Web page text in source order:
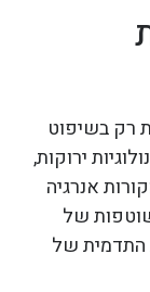
רק בשיפוט
ירוקות,
אנרגיה
של
של